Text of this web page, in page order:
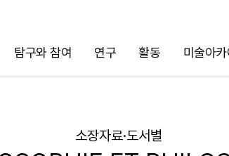
탐구와 참여 연구 활동 미술아
검색
소장자료·도서별